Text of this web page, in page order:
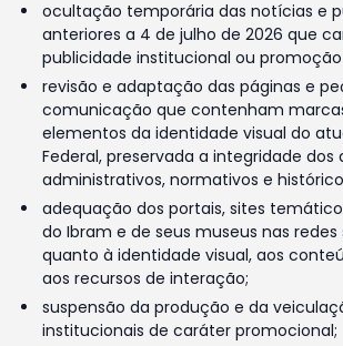
ocultação temporária das notícias e
anteriores a 4 de julho de 2026 que
publicidade institucional ou
revisão e adaptação das páginas e
comunicação que contenham
elementos da identidade visual do
Federal, preservada a integridade
administrativos, normativos e
adequação dos portais, sites
do Ibram e de seus museus nas redes
quanto à identidade visual, aos
aos recursos de interação;
suspensão da produção e da
institucionais de caráter promocional;